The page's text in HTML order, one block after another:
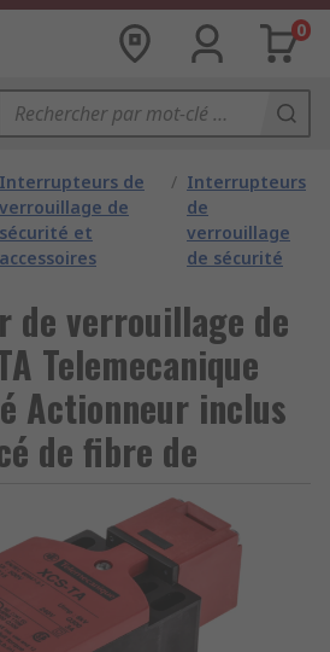
0
Interrupteurs de
verrouillage de
sécurité et
accessoires
/ Interrupteurs
de
verrouillage
de sécurité
de verrouillage de
Telemecanique
Actionneur inclus
de fibre de